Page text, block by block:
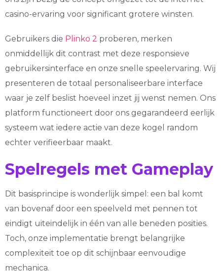
casino-ervaring voor significant grotere winsten.
Gebruikers die Plinko 2 proberen, merken
onmiddellijk dit contrast met deze responsieve
gebruikersinterface en onze snelle speelervaring. Wij
presenteren de totaal personaliseerbare interface
waar je zelf beslist hoeveel inzet jij wenst nemen. Ons
platform functioneert door ons gegarandeerd eerlijk
systeem wat iedere actie van deze kogel random
echter verifieerbaar maakt.
Spelregels met Gameplay
Dit basisprincipe is wonderlijk simpel: een bal komt
van bovenaf door een speelveld met pennen tot
eindigt uiteindelijk in één van alle beneden posities.
Toch, onze implementatie brengt belangrijke
complexiteit toe op dit schijnbaar eenvoudige
mechanica.